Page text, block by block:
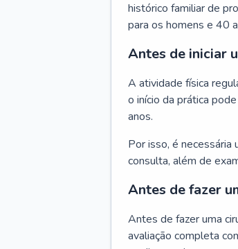
histórico familiar de
para os homens e 40
Antes de iniciar
A atividade física
o início da prática
anos.
Por isso, é necessária
consulta, além de
Antes de fazer
Antes de fazer uma
avaliação completa